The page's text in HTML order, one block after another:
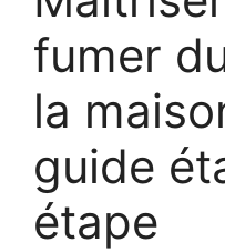
fumer
la
guide
étape